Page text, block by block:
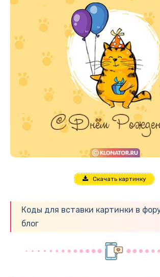
Скачать картинку
Коды для вставки картинки в
блог